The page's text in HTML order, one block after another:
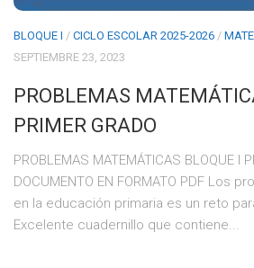
BLOQUE I / CICLO ESCOLAR 2025-2026 /
SEPTIEMBRE 23, 2023
PROBLEMAS
PRIMER GRADO
PROBLEMAS MATEMÁTICAS BLOQUE I
DOCUMENTO EN FORMATO PDF Los
en la educación primaria es un reto
Excelente cuadernillo que contiene...